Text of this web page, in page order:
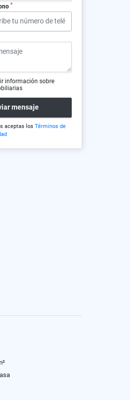
*
información sobre
mensaje
aceptas los Términos de